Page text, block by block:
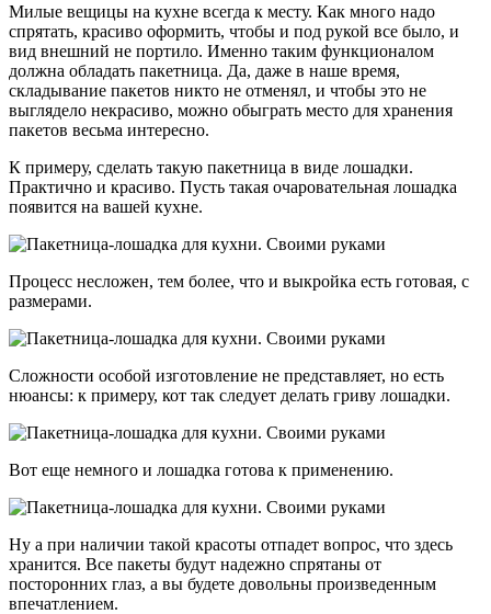
Милые вещицы на кухне всегда к месту. Как много надо
спрятать, красиво оформить, чтобы и под рукой все было, и
вид внешний не портило. Именно таким функционалом
должна обладать пакетница. Да, даже в наше время,
складывание пакетов никто не отменял, и чтобы это не
выглядело некрасиво, можно обыграть место для хранения
пакетов весьма интересно.
К примеру, сделать такую пакетница в виде лошадки.
Практично и красиво. Пусть такая очаровательная лошадка
появится на вашей кухне.
Процесс несложен, тем более, что и выкройка есть готовая, с
размерами.
Сложности особой изготовление не представляет, но есть
нюансы: к примеру, кот так следует делать гриву лошадки.
Вот еще немного и лошадка готова к применению.
Ну а при наличии такой красоты отпадет вопрос, что здесь
хранится. Все пакеты будут надежно спрятаны от
посторонних глаз, а вы будете довольны произведенным
впечатлением.